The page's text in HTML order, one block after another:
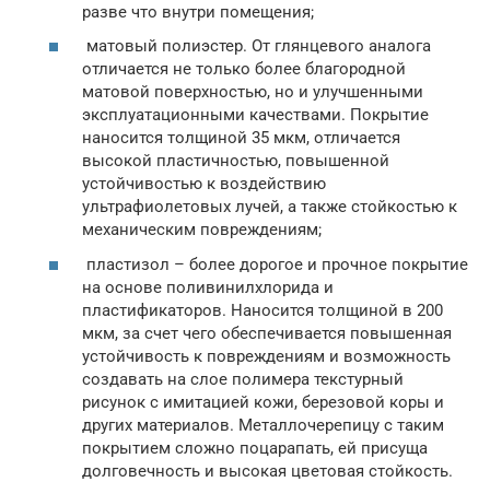
разве что внутри помещения;
матовый полиэстер. От глянцевого аналога
отличается не только более благородной
матовой поверхностью, но и улучшенными
эксплуатационными качествами. Покрытие
наносится толщиной 35 мкм, отличается
высокой пластичностью, повышенной
устойчивостью к воздействию
ультрафиолетовых лучей, а также стойкостью к
механическим повреждениям;
пластизол – более дорогое и прочное покрытие
на основе поливинилхлорида и
пластификаторов. Наносится толщиной в 200
мкм, за счет чего обеспечивается повышенная
устойчивость к повреждениям и возможность
создавать на слое полимера текстурный
рисунок с имитацией кожи, березовой коры и
других материалов. Металлочерепицу с таким
покрытием сложно поцарапать, ей присуща
долговечность и высокая цветовая стойкость.